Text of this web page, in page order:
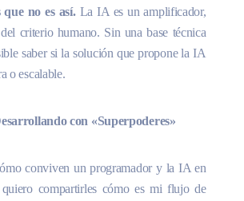
no es así.La IA es un amplificador,
criterio humano. Sin una base técnica
saber si la solución que propone la IA
o escalable.
con «Superpoderes»
conviven un programador y la IA en
compartirles cómo es mi flujo de